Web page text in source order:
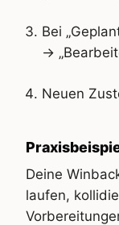
Bei
→
Neuen
Deine
laufen,